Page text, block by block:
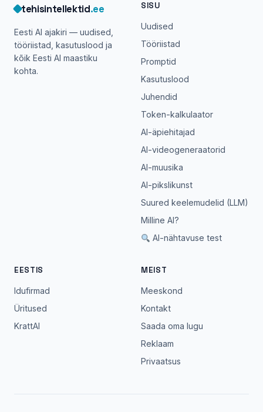
tehisintellektid.ee
Eesti AI ajakiri — uudised,
tööriistad, kasutuslood ja
kõik Eesti AI maastiku
kohta.
SISU
Uudised
Tööriistad
Promptid
Kasutuslood
Juhendid
Token-kalkulaator
AI-äpiehitajad
AI-videogeneraatorid
AI-muusika
AI-pikslikunst
Suured keelemudelid (LLM)
Milline AI?
AI-nähtavuse test
EESTIS
Idufirmad
Üritused
KrattAI
MEIST
Meeskond
Kontakt
Saada oma lugu
Reklaam
Privaatsus